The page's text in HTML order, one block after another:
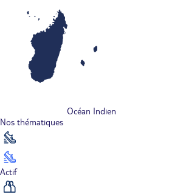
Océan Indien
Nos thématiques
Actif